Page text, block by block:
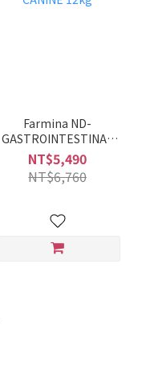
Farmina ND-
GASTROINTESTINAL
CANINE 12kg
NT$5,490
NT$6,760